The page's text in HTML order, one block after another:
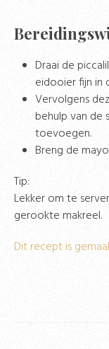
Draai de
eidooier fijn in
Vervolgens
behulp van de
toevoegen.
Breng de
Tip:
Lekker om te
gerookte makreel.
Dit recept is